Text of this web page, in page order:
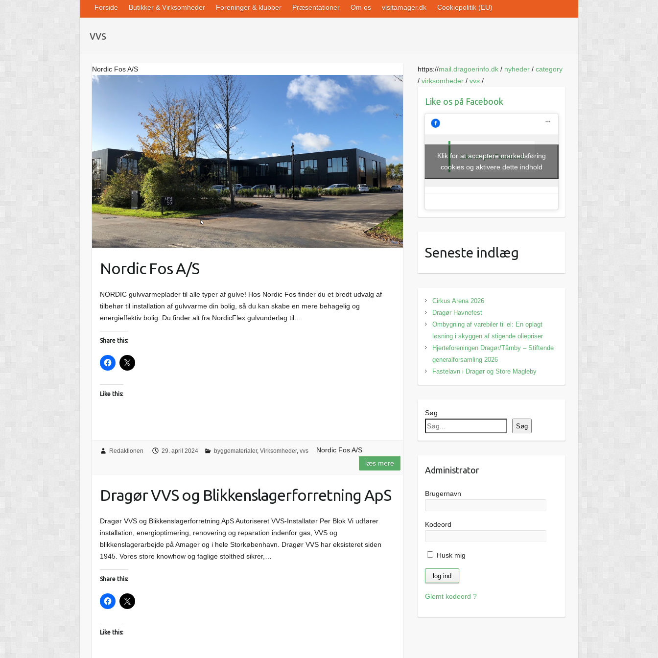
Forside Butikker & Virksomheder Foreninger & klubber Præsentationer Om os visitamager.dk Cookiepolitik (EU)
vvs
Nordic Fos A/S
Nordic Fos A/S
NORDIC gulvvarmeplader til alle typer af gulve! Hos Nordic Fos finder du et bredt udvalg af
tilbehør til installation af gulvvarme din bolig, så du kan skabe en mere behagelig og
energieffektiv bolig. Du finder alt fra NordicFlex gulvunderlag til…
Share this:
Like this:
Redaktionen 29. april 2024 byggematerialer, Virksomheder, vvs
Nordic Fos A/S
læs mere
Dragør VVS og Blikkenslagerforretning ApS
Dragør VVS og Blikkenslagerforretning ApS Autoriseret VVS-Installatør Per Blok Vi udfører
installation, energioptimering, renovering og reparation indenfor gas, VVS og
blikkenslagerarbejde på Amager og i hele Storkøbenhavn. Dragør VVS har eksisteret siden
1945. Vores store knowhow og faglige stolthed sikrer,…
Share this:
Like this:
https://mail.dragoerinfo.dk/ nyheder/ category
/ virksomheder/ vvs/
Like os på Facebook
Like os på Facebook
Klik for at acceptere markedsføring
cookies og aktivere dette indhold
Seneste indlæg
Cirkus Arena 2026
Dragør Havnefest
Ombygning af varebiler til el: En oplagt
løsning i skyggen af stigende oliepriser
Hjerteforeningen Dragør/Tårnby – Stiftende
generalforsamling 2026
Fastelavn i Dragør og Store Magleby
Søg
Søg
Administrator
Brugernavn
Kodeord
Husk mig
Glemt kodeord ?